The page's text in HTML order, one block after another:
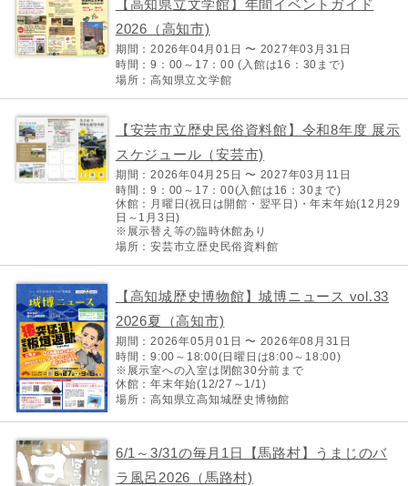
【高知県立文学館】年間イベントガイド
2026（高知市)
期間：2026年04月01日 〜 2027年03月31日
時間：9：00～17：00 (入館は16：30まで)
場所：高知県立文学館
【安芸市立歴史民俗資料館】令和8年度 展示
スケジュール（安芸市)
期間：2026年04月25日 〜 2027年03月11日
時間：9：00～17：00(入館は16：30まで)
休館：月曜日(祝日は開館・翌平日)・年末年始(12月29
日～1月3日)
※展示替え等の臨時休館あり
場所：安芸市立歴史民俗資料館
【高知城歴史博物館】城博ニュース vol.33
2026夏（高知市)
期間：2026年05月01日 〜 2026年08月31日
時間：9:00～18:00(日曜日は8:00～18:00)
※展示室への入室は閉館30分前まで
休館：年末年始(12/27～1/1)
場所：高知県立高知城歴史博物館
6/1～3/31の毎月1日【馬路村】うまじのバ
ラ風呂2026（馬路村)